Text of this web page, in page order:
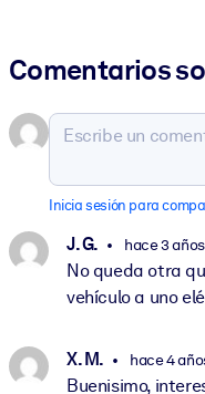
Comentarios
Inicia sesión para
J. G. hace 3 años
No queda otra
vehículo a uno
X. M. hace 4
Buenisimo,